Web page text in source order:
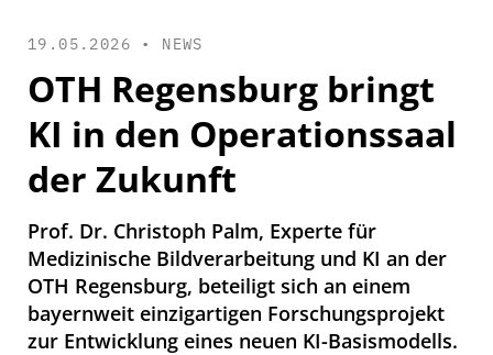
19.05.2026 • NEWS
OTH Regensburg bringt
KI in den Operationssaal
der Zukunft
Prof. Dr. Christoph Palm, Experte für
Medizinische Bildverarbeitung und KI an der
OTH Regensburg, beteiligt sich an einem
bayernweit einzigartigen Forschungsprojekt
zur Entwicklung eines neuen KI-Basismodells.